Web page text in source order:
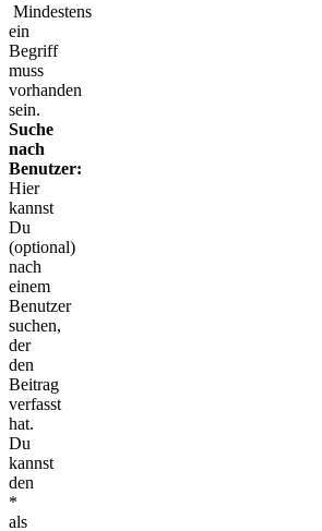
Mindestens
ein
Begriff
muss
vorhanden
sein.
Suche
nach
Benutzer:
Hier
kannst
Du
(optional)
nach
einem
Benutzer
suchen,
der
den
Beitrag
verfasst
hat.
Du
kannst
den
*
als